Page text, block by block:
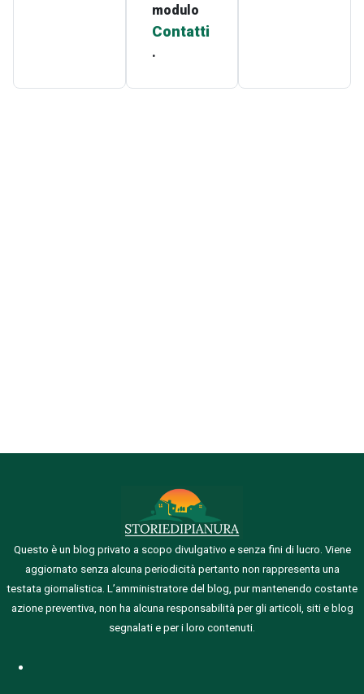
modulo
Contatti
.
Questo è un blog privato a scopo divulgativo e senza fini di lucro. Viene
aggiornato senza alcuna periodicità pertanto non rappresenta una
testata giornalistica. L’amministratore del blog, pur mantenendo costante
azione preventiva, non ha alcuna responsabilità per gli articoli, siti e blog
segnalati e per i loro contenuti.